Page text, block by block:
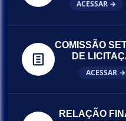
ACESSAR →
COMISSÃO
DE
ACESSAR →
RELAÇÃO